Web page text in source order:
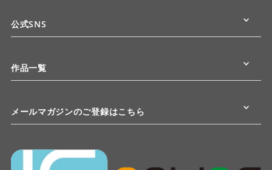
公式SNS
作品一覧
メールマガジンのご登録はこちら